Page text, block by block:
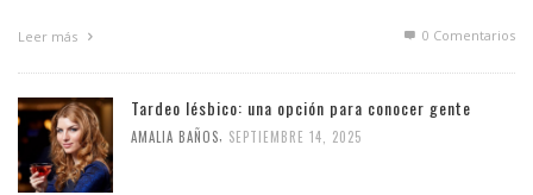
Leer más 0 Comentarios
Tardeo lésbico: una opción para conocer gente
AMALIA BAÑOS, SEPTIEMBRE 14, 2025